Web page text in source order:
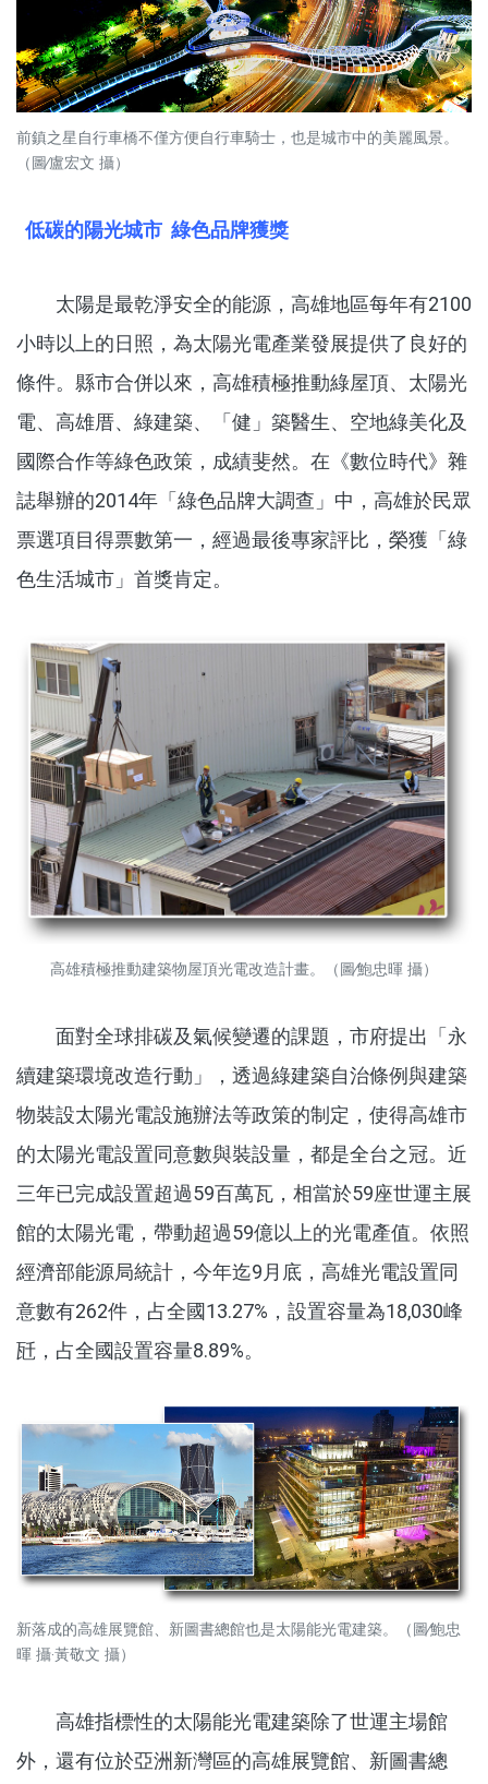
前鎮之星自行車橋不僅方便自行車騎士，也是城市中的美麗風景。
（圖∕盧宏文 攝）
低碳的陽光城市 綠色品牌獲獎
太陽是最乾淨安全的能源，高雄地區每年有2100
小時以上的日照，為太陽光電產業發展提供了良好的
條件。縣市合併以來，高雄積極推動綠屋頂、太陽光
電、高雄厝、綠建築、「健」築醫生、空地綠美化及
國際合作等綠色政策，成績斐然。在《數位時代》雜
誌舉辦的2014年「綠色品牌大調查」中，高雄於民眾
票選項目得票數第一，經過最後專家評比，榮獲「綠
色生活城市」首獎肯定。
高雄積極推動建築物屋頂光電改造計畫。（圖∕鮑忠暉 攝）
面對全球排碳及氣候變遷的課題，市府提出「永
續建築環境改造行動」，透過綠建築自治條例與建築
物裝設太陽光電設施辦法等政策的制定，使得高雄市
的太陽光電設置同意數與裝設量，都是全台之冠。近
三年已完成設置超過59百萬瓦，相當於59座世運主展
館的太陽光電，帶動超過59億以上的光電產值。依照
經濟部能源局統計，今年迄9月底，高雄光電設置同
意數有262件，占全國13.27%，設置容量為18,030峰
瓩，占全國設置容量8.89%。
新落成的高雄展覽館、新圖書總館也是太陽能光電建築。（圖∕鮑忠
暉 攝‧黃敬文 攝）
高雄指標性的太陽能光電建築除了世運主場館
外，還有位於亞洲新灣區的高雄展覽館、新圖書總